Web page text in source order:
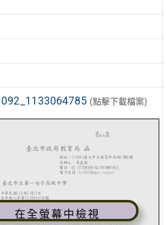
(點擊下載檔案)
在全螢幕中檢視